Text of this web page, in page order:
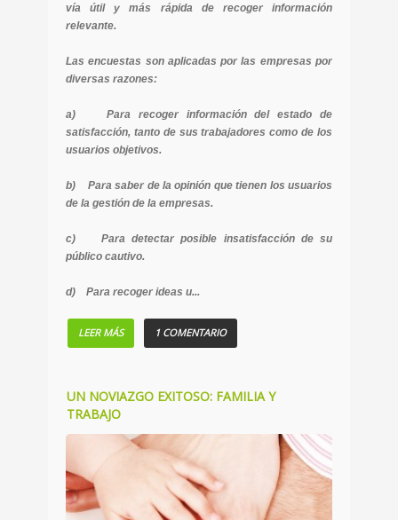
vía útil y más rápida de recoger información
relevante.
Las encuestas son aplicadas por las empresas por
diversas razones:
a) Para recoger información del estado de
satisfacción, tanto de sus trabajadores como de los
usuarios objetivos.
b) Para saber de la opinión que tienen los usuarios
de la gestión de la empresas.
c) Para detectar posible insatisfacción de su
público cautivo.
d) Para recoger ideas u...
LEER MÁS 1 COMENTARIO
UN NOVIAZGO EXITOSO: FAMILIA Y
TRABAJO